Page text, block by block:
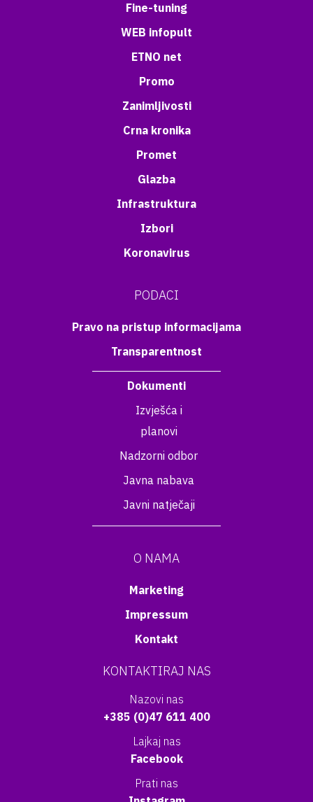
Fine-tuning
WEB infopult
ETNO net
Promo
Zanimljivosti
Crna kronika
Promet
Glazba
Infrastruktura
Izbori
Koronavirus
PODACI
Pravo na pristup informacijama
Transparentnost
Dokumenti
Izvješća i
planovi
Nadzorni odbor
Javna nabava
Javni natječaji
O NAMA
Marketing
Impressum
Kontakt
KONTAKTIRAJ NAS
Nazovi nas
+385 (0)47 611 400
Lajkaj nas
Facebook
Prati nas